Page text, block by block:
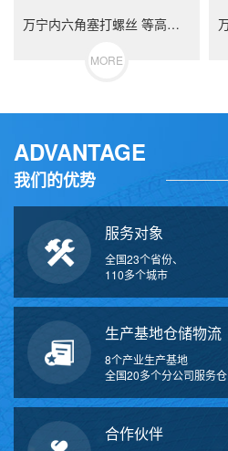
万宁内六角塞打螺丝 等高限位螺栓 不锈钢（304/316）碳钢 合金钢
MORE
ADVANTAGE
我们的优势
服务对象
全国23个省份、
110多个城市
生产基地仓储物流
8个产业生产基地
全国20多个分公司服务仓
合作伙伴